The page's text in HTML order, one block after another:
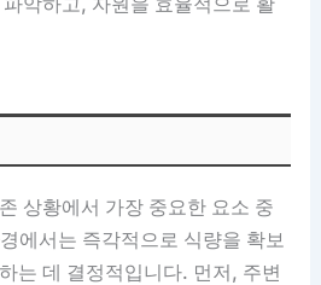
상황에서 가장 중요한 요소 중
에서는 즉각적으로 식량을 확보
는 데 결정적입니다. 먼저, 주변